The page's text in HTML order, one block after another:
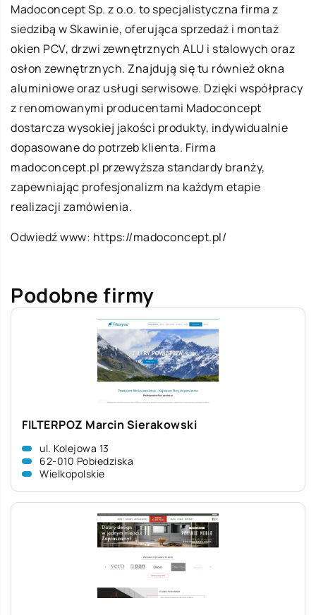
Madoconcept Sp. z o.o. to specjalistyczna firma z
siedzibą w Skawinie, oferująca sprzedaż i montaż
okien PCV, drzwi zewnętrznych ALU i stalowych oraz
osłon zewnętrznych. Znajdują się tu również okna
aluminiowe oraz usługi serwisowe. Dzięki współpracy
z renomowanymi producentami Madoconcept
dostarcza wysokiej jakości produkty, indywidualnie
dopasowane do potrzeb klienta. Firma
madoconcept.pl przewyższa standardy branży,
zapewniając profesjonalizm na każdym etapie
realizacji zamówienia.
Odwiedź www: https://madoconcept.pl/
Podobne firmy
FILTERPOZ Marcin Sierakowski
ul. Kolejowa 13
62-010 Pobiedziska
Wielkopolskie